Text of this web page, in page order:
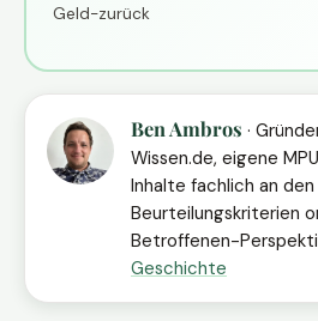
Geld-zurück
Ben Ambros ·
Wissen.de, eigene
Inhalte fachlich an
Beurteilungskriterien
Betroffenen-
Geschichte